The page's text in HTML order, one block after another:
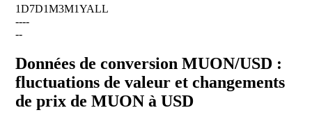
1D7D1M3M1YALL
----
--
Données de conversion MUON/USD :
fluctuations de valeur et changements
de prix de MUON à USD